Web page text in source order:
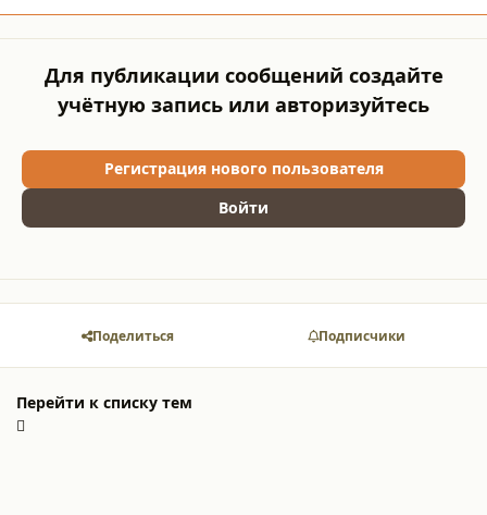
Для публикации сообщений создайте
учётную запись или авторизуйтесь
Регистрация нового пользователя
Войти
Поделиться Подписчики
Перейти к списку тем